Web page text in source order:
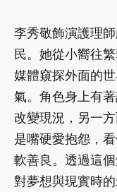
李秀敬飾演護理
民。她從小嚮往
媒體窺探外面的
氣。角色身上有
改變現況，另一
是嘴硬愛抱怨，
軟善良。透過這
對夢想與現實時